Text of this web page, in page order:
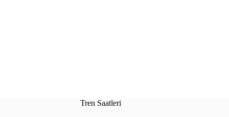
Tren Saatleri